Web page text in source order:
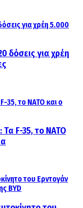
δόσεις για χρέη
Τα F-35, το ΝΑΤΟ